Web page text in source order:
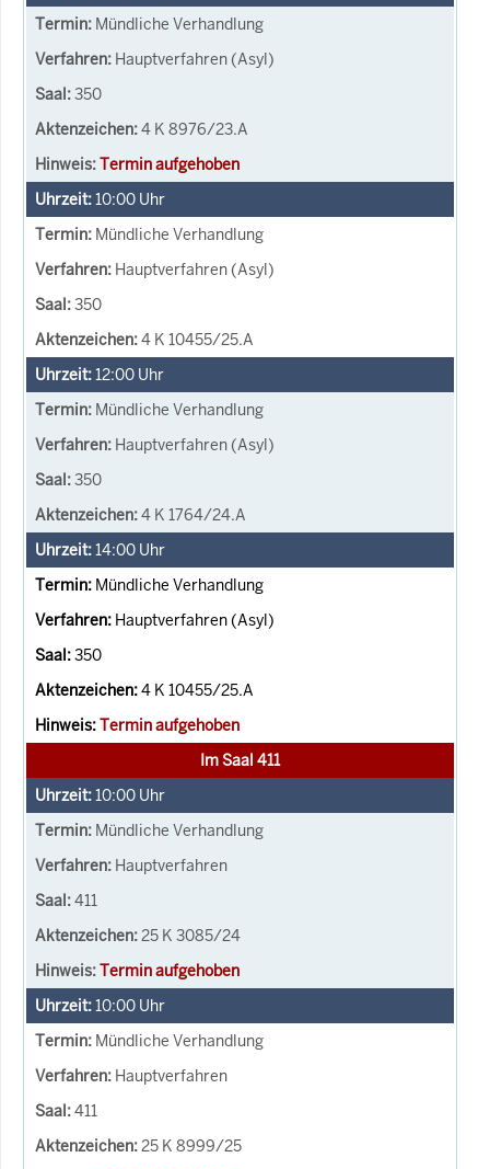
Mündliche Verhandlung
Hauptverfahren (Asyl)
350
4 K 8976/23.A
Termin aufgehoben
10:00 Uhr
Mündliche Verhandlung
Hauptverfahren (Asyl)
350
4 K 10455/25.A
12:00 Uhr
Mündliche Verhandlung
Hauptverfahren (Asyl)
350
4 K 1764/24.A
14:00 Uhr
Mündliche Verhandlung
Hauptverfahren (Asyl)
350
4 K 10455/25.A
Termin aufgehoben
Im Saal 411
10:00 Uhr
Mündliche Verhandlung
Hauptverfahren
411
25 K 3085/24
Termin aufgehoben
10:00 Uhr
Mündliche Verhandlung
Hauptverfahren
411
25 K 8999/25